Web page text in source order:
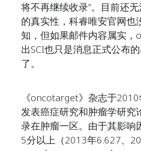
将不再继续收录”。目前还
的真实性，科睿唯安官网也
知，但如果邮件内容属实，
出SCI也只是消息正式公布
了。
《oncotarget》杂志于
发表癌症研究和肿瘤学研究
录在肿瘤一区。由于其影响
5分以上（2013年6.627、